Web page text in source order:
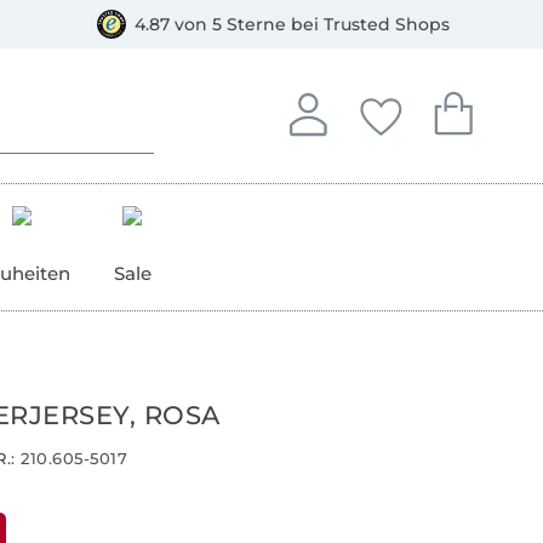
4.87 von 5 Sterne bei Trusted Shops
Anmelden
In deinem Konto
Deine
Du hast keine
Dein
Du hast
Sale
ROSA
210.605-5017